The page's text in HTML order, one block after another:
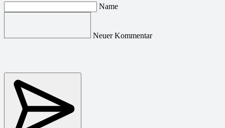
Name
Neuer Kommentar